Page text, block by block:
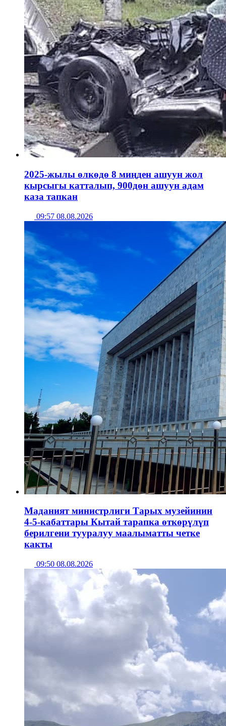
2025-жылы өлкөдө 8 миңден ашуун жол
кырсыгы катталып, 900дөн ашуун адам
каза тапкан
09:57 08.08.2026
Маданият министрлиги Тарых музейинин
4-5-кабаттары Кытай тарапка өткөрүлүп
берилгени тууралуу маалыматты четке
какты
09:50 08.08.2026